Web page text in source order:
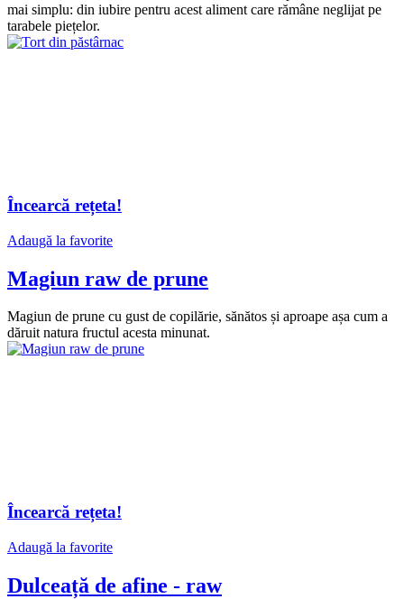
mai simplu: din iubire pentru acest aliment care rămâne neglijat pe
tarabele piețelor.
Încearcă rețeta!
Adaugă la favorite
Magiun raw de prune
Magiun de prune cu gust de copilărie, sănătos și aproape așa cum a
dăruit natura fructul acesta minunat.
Încearcă rețeta!
Adaugă la favorite
Dulceață de afine - raw